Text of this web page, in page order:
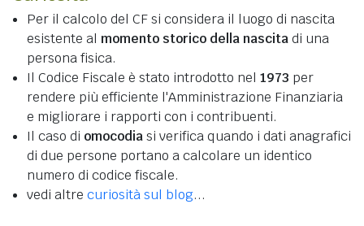
Per il calcolo del CF si considera il luogo di nascita
esistente al momento storico della nascitadi una
persona fisica.
Il Codice Fiscale è stato introdotto nel 1973 per
rendere più efficiente l'Amministrazione Finanziaria
e migliorare i rapporti con i contribuenti.
Il caso di omocodiasi verifica quando i dati anagrafici
di due persone portano a calcolare un identico
numero di codice fiscale.
vedi altre curiosità sul blog...